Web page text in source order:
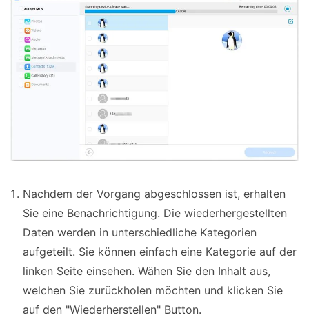
Nachdem der Vorgang abgeschlossen ist, erhalten
Sie eine Benachrichtigung. Die wiederhergestellten
Daten werden in unterschiedliche Kategorien
aufgeteilt. Sie können einfach eine Kategorie auf der
linken Seite einsehen. Wähen Sie den Inhalt aus,
welchen Sie zurückholen möchten und klicken Sie
auf den "Wiederherstellen" Button.